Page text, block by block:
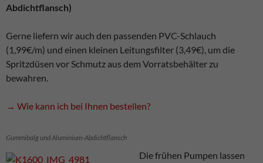
Abdichtflansch)
Gerne liefern wir auch den passenden PVC-Schlauch
(1,99€/m) und einen kleinen Leitungsfilter (3,49€), um die
Spritzdüsen vor Schmutz aus dem Vorratsbehälter zu
bewahren.
→ Wie kann ich bei Ihnen bestellen?
Gummibalg und Aluminium-Abdichtflansch
Die frühen Pumpen lassen